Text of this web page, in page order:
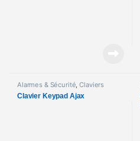
Alarmes & Sécurité,Claviers
Clavier Keypad Ajax